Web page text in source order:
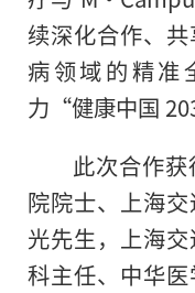
续深化合作、
病领域的精准
力“健康中国
此次合作
院院士、上海
光先生，上海
科主任、中华